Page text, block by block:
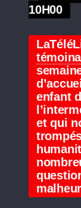
10H00
enfant
et qui